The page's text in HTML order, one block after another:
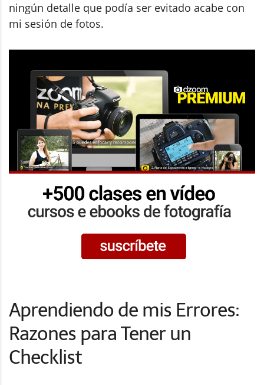
ningún detalle que podía ser evitado acabe con
mi sesión de fotos.
Aprendiendo de mis Errores:
Razones para Tener un
Checklist